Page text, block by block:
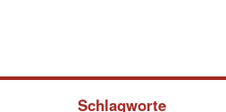
Schlagworte